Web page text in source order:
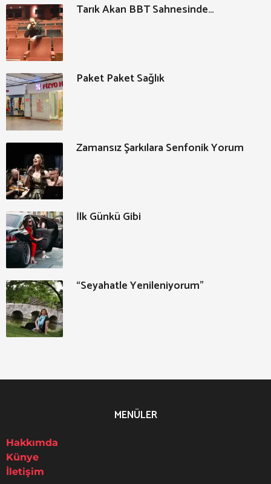
Tarık Akan BBT Sahnesinde…
Paket Paket Sağlık
Zamansız Şarkılara Senfonik Yorum
İlk Günkü Gibi
“Seyahatle Yenileniyorum”
MENÜLER
Hakkımda
Künye
İletişim